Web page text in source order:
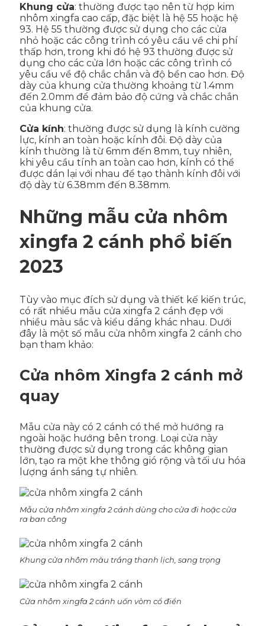
Khung cửa: thường được tạo nên từ hợp kim
nhôm xingfa cao cấp, đặc biệt là hệ 55 hoặc hệ
93. Hệ 55 thường được sử dụng cho các cửa
nhỏ hoặc các công trình có yêu cầu về chi phí
thấp hơn, trong khi đó hệ 93 thường được sử
dụng cho các cửa lớn hoặc các công trình có
yêu cầu về độ chắc chắn và độ bền cao hơn. Độ
dày của khung cửa thường khoảng từ 1.4mm
đến 2.0mm để đảm bảo độ cứng và chắc chắn
của khung cửa.
Cửa kính: thường được sử dụng là kính cường
lực, kính an toàn hoặc kính đôi. Độ dày của
kính thường là từ 6mm đến 8mm, tuy nhiên,
khi yêu cầu tính an toàn cao hơn, kính có thể
được dán lại với nhau để tạo thành kính đôi với
độ dày từ 6.38mm đến 8.38mm.
Những mẫu cửa nhôm
xingfa 2 cánh phổ biến
2023
Tùy vào mục đích sử dụng và thiết kế kiến trúc,
có rất nhiều mẫu cửa xingfa 2 cánh đẹp với
nhiều màu sắc và kiểu dáng khác nhau. Dưới
đây là một số mẫu cửa nhôm xingfa 2 cánh cho
bạn tham khảo:
Cửa nhôm Xingfa 2 cánh mở
quay
Mẫu cửa này có 2 cánh có thể mở hướng ra
ngoài hoặc hướng bên trong. Loại cửa này
thường được sử dụng trong các không gian
lớn, tạo ra một khe thông gió rộng và tối ưu hóa
lượng ánh sáng tự nhiên.
Mẫu cửa nhôm xingfa 2 cánh dùng cho cửa đi hoặc cửa
ra ban công
Khung cửa nhôm màu trắng thanh lịch, sang trọng
Cửa nhôm xingfa 2 cánh uốn vòm cổ điển